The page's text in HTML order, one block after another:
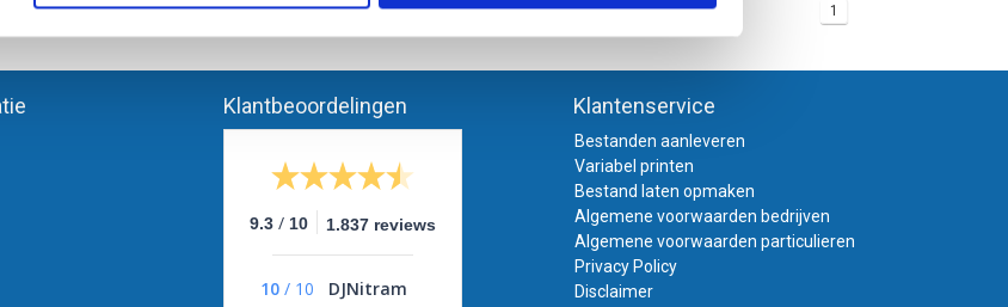
1
Klantbeoordelingen
9.3 / 10 1.837 reviews
10 / 10 DJNitram
Klantenservice
Bestanden aanleveren
Variabel printen
Bestand laten opmaken
Algemene voorwaarden bedrijven
Algemene voorwaarden particulieren
Privacy Policy
Disclaimer